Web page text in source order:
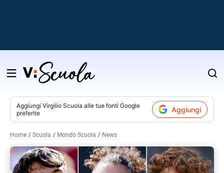
Salta
contenuto
Aggiungi Virgilio Scuola alle tue fonti Google
preferite
Aggiungi
Home Scuola Mondo Scuola News